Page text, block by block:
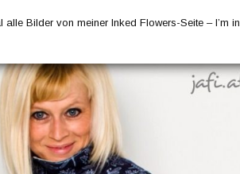
Bilder von meiner Inked Flowers-Seite – I’m in